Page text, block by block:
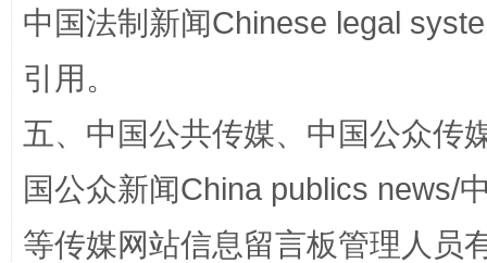
扯下公款旅游的“隐身衣” 如何以
中国法制新闻Chinese legal
引用。
五、中国公共传媒、中国公众传
国公众新闻China publics news/
等传媒网站信息留言板管理人员